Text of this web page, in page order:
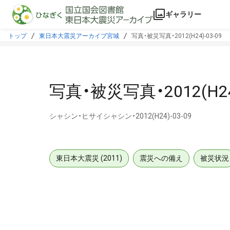
本文に飛ぶ
ギャラリー
トップ 東日本大震災アーカイブ宮城 写真・被災写真・2012(H24)-03-09
写真・被災写真・
シャシン・ヒサイシャシン・2012(H24)-03-09
東日本大震災 (2011) 震災への備え 被災状況